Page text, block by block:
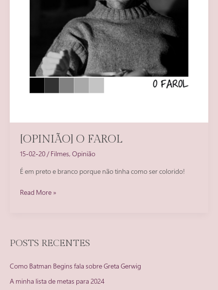
[OPINIÃO] O FAROL
15-02-20/Filmes, Opinião
É em preto e branco porque não tinha como ser colorido!
[OPINIÃO]
Read More »
POSTS RECENTES
Como Batman Begins fala sobre Greta Gerwig
A minha lista de metas para 2024